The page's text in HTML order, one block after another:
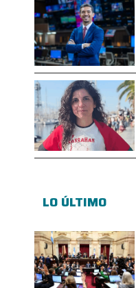
LO ÚLTIMO